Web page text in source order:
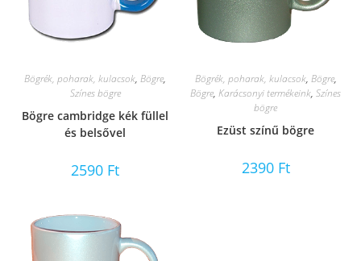
Bögrék, poharak, kulacsok,Bögre,
Színes bögre
Bögre cambridge kék füllel
és belsővel
2590 Ft
Bögrék, poharak, kulacsok, Bögre,
Bögre,Karácsonyi termékeink,Színes
bögre
Ezüst színű bögre
2390 Ft